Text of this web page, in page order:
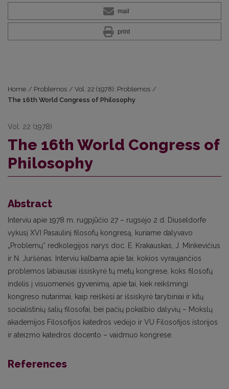
mail
print
Home / Problemos / Vol. 22 (1978): Problemos /
The 16th World Congress of Philosophy
Vol. 22 (1978)
The 16th World Congress of
Philosophy
Abstract
Interviu apie 1978 m. rugpjūčio 27 – rugsėjo 2 d. Diuseldorfe
vykusį XVI Pasaulinį filosofų kongresą, kuriame dalyvavo
„Problemų“ redkolegijos narys doc. E. Krakauskas, J. Minkevičius
ir N. Juršėnas. Interviu kalbama apie tai, kokios vyraujančios
problemos labiausiai išsiskyrė tų metų kongrese, koks filosofų
indėlis į visuomenės gyvenimą, apie tai, kiek reikšmingi
kongreso nutarimai, kaip reiškėsi ar išsiskyrė tarybiniai ir kitų
socialistinių šalių filosofai, bei pačių pokalbio dalyvių – Mokslų
akademijos Filosofijos katedros vedėjo ir VU Filosofijos istorijos
ir ateizmo katedros docento – vaidmuo kongrese.
References